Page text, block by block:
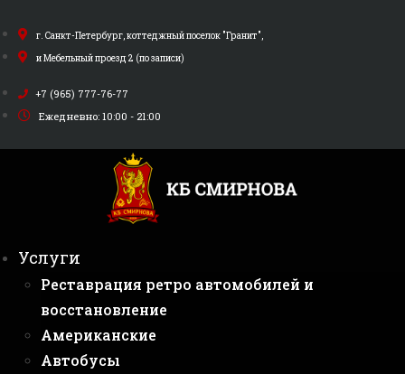
к
содержимому
г. Санкт-Петербург, коттеджный поселок "Гранит",
и Мебельный проезд 2 (по записи)
+7 (965) 777-76-77
Ежедневно: 10:00 - 21:00
Услуги
Реставрация ретро автомобилей и
восстановление
Американские
Автобусы